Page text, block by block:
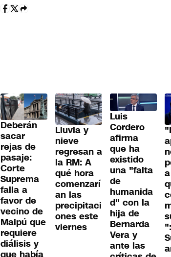
Deberán
sacar
rejas de
pasaje:
Corte
Suprema
falla a
favor de
vecino de
Maipú que
requiere
diálisis y
Lluvia y
nieve
regresan a
la RM: A
qué hora
comenzarí
an las
precipitaci
ones este
viernes
Luis
Cordero
afirma
que ha
existido
una "falta
de
humanida
d" con la
hija de
Bernarda
Vera y
ante las
":